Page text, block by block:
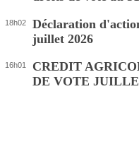
18h02
Déclaration
juillet 2026
16h01
CREDIT
DE VOTE